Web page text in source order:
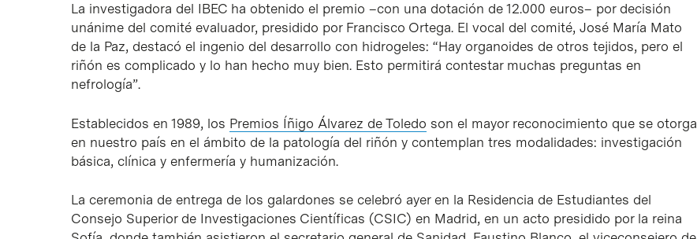
La investigadora del IBEC ha obtenido el premio –con una dotación de 12.000 euros– por decisión
unánime del comité evaluador, presidido por Francisco Ortega. El vocal del comité, José María Mato
de la Paz, destacó el ingenio del desarrollo con hidrogeles: “Hay organoides de otros tejidos, pero el
riñón es complicado y lo han hecho muy bien. Esto permitirá contestar muchas preguntas en
nefrología”.
Establecidos en 1989, los Premios Íñigo Álvarez de Toledo son el mayor reconocimiento que se otorga
en nuestro país en el ámbito de la patología del riñón y contemplan tres modalidades: investigación
básica, clínica y enfermería y humanización.
La ceremonia de entrega de los galardones se celebró ayer en la Residencia de Estudiantes del
Consejo Superior de Investigaciones Científicas (CSIC) en Madrid, en un acto presidido por la reina